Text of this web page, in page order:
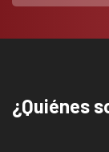
¿Quiénes